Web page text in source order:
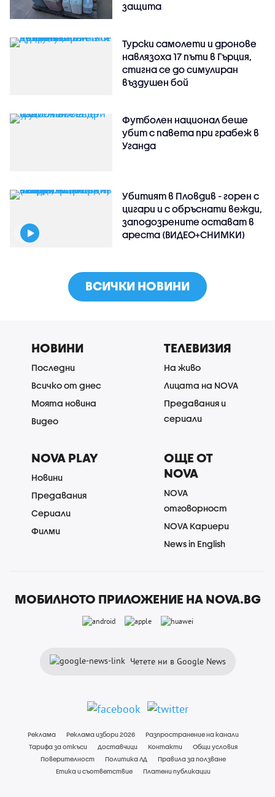
защита
Турски самолети и дронове
навлязоха 17 пъти в Гърция,
стигна се до симулиран
въздушен бой
Футболен национал беше
убит с павета при грабеж в
Уганда
Убитият в Пловдив - горен с
цигари и с обръснати вежди,
заподозрените остават в
ареста (ВИДЕО+СНИМКИ)
ВСИЧКИ НОВИНИ
НОВИНИ
Последни
Всичко от днес
Моята новина
Видео
ТЕЛЕВИЗИЯ
На живо
Лицата на NOVA
Предавания и
сериали
NOVA PLAY
Новини
Предавания
Сериали
Филми
ОЩЕ ОТ
NOVA
NOVA
отговорност
NOVA Кариери
News in English
МОБИЛНОТО ПРИЛОЖЕНИЕ НА NOVA.BG
Четете ни в Google News
Реклама Реклама избори 2026
Разпространение на канали
Тарифа за откъси
Доставчици Контакти
Общи условия
Поверителност
Политика ЛД
Правила за ползване
Етика и съответствие
Платени публикации